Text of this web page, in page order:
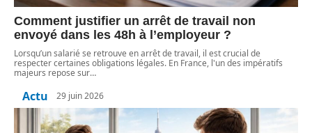
Comment justifier un arrêt de travail non
envoyé dans les 48h à l’employeur ?
Lorsqu’un salarié se retrouve en arrêt de travail, il est crucial de
respecter certaines obligations légales. En France, l'un des impératifs
majeurs repose sur…
Actu 29 juin 2026